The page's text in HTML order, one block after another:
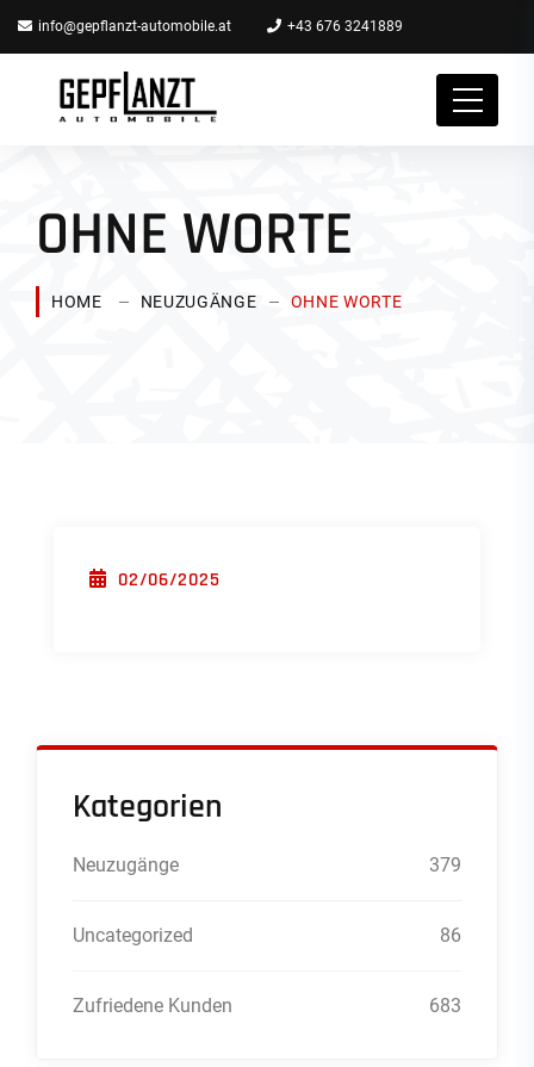
info@gepflanzt-automobile.at +43 676 3241889
OHNE WORTE
HOME NEUZUGÄNGE OHNE WORTE
POSTED ON
02/06/2025
Kategorien
Neuzugänge 379
Uncategorized 86
Zufriedene Kunden 683